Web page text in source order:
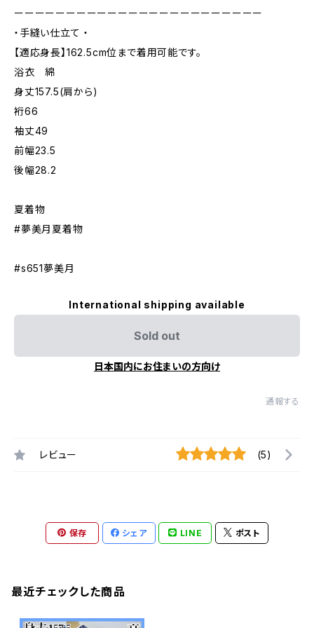
ーーーーーーーーーーーーーーーーーーーーーーーー
・手縫い仕立て ・
【適応身長】162.5cm位まで着用可能です。
浴衣 綿
身丈157.5(肩から)
裄66
袖丈49
前幅23.5
後幅28.2
夏着物
#夢美月夏着物
#s651夢美月
International shipping available
Sold out
日本国内にお住まいの方向け
通報する
レビュー (5)
保存 シェア LINE ポスト
最近チェックした商品